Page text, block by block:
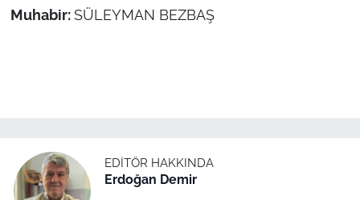
Muhabir: SÜLEYMAN BEZBAŞ
EDITÖR HAKKINDA
Erdoğan Demir
Politika
İş Dünyası